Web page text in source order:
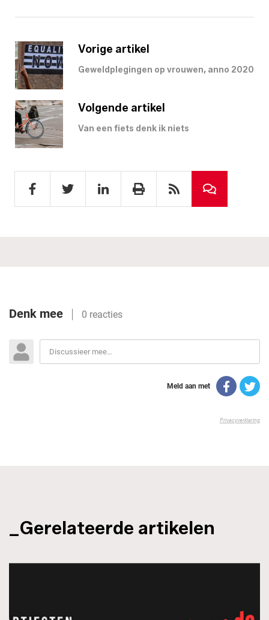
Vorige artikel
Geweldplegingen op vrouwen, anno 2020
Volgende artikel
Van een fiets denk ik niets
_Gerelateerde artikelen